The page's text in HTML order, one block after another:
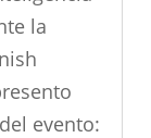
la
evento: